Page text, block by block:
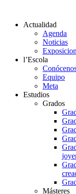
Actualidad
Agenda
Noticias
l’Escola
Equipo
Meta
Estudios
Grados
Másteres